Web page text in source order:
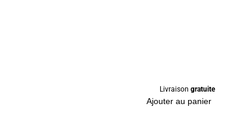
Livraison gratuite
Ajouter au panier